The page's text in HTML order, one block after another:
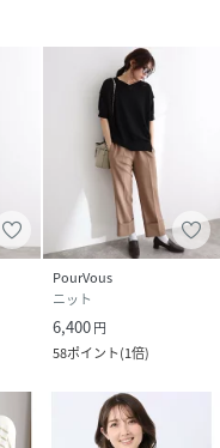
PourVous
ニット
6,400円
58ポイント(1倍)